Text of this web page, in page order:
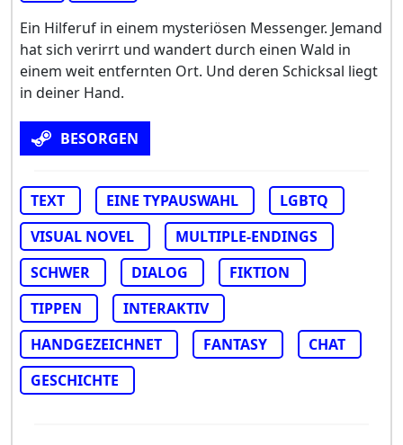
Ein Hilferuf in einem mysteriösen Messenger. Jemand
hat sich verirrt und wandert durch einen Wald in
einem weit entfernten Ort. Und deren Schicksal liegt
in deiner Hand.
BESORGEN
TEXT EINE TYPAUSWAHL
LGBTQ
VISUAL NOVEL
MULTIPLE-ENDINGS
SCHWER
DIALOG
FIKTION
TIPPEN
INTERAKTIV
HANDGEZEICHNET
FANTASY
CHAT
GESCHICHTE